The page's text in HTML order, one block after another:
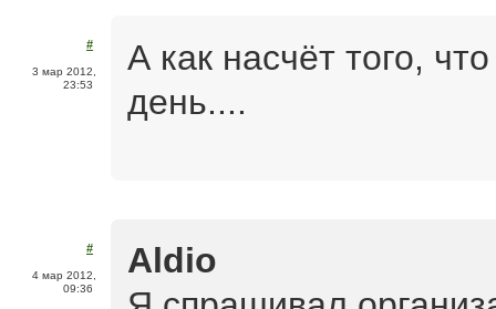
#
3 мар 2012,
23:53
А как насчёт того,
день....
#
4 мар 2012,
09:36
Aldio